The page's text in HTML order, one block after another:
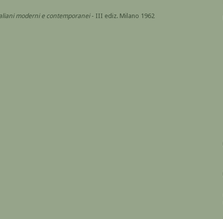
moderni e contemporanei- III ediz. Milano 1962